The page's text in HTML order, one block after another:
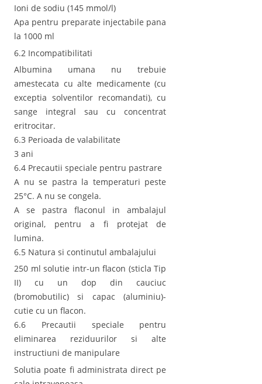
Ioni de sodiu (145 mmol/l)
Apa pentru preparate injectabile pana
la 1000 ml
6.2 Incompatibilitati
Albumina umana nu trebuie
amestecata cu alte medicamente (cu
exceptia solventilor recomandati), cu
sange integral sau cu concentrat
eritrocitar.
6.3 Perioada de valabilitate
3 ani
6.4 Precautii speciale pentru pastrare
A nu se pastra la temperaturi peste
25°C. A nu se congela.
A se pastra flaconul in ambalajul
original, pentru a fi protejat de
lumina.
6.5 Natura si continutul ambalajului
250 ml solutie intr-un flacon (sticla Tip
II) cu un dop din cauciuc
(bromobutilic) si capac (aluminiu)-
cutie cu un flacon.
6.6 Precautii speciale pentru
eliminarea reziduurilor si alte
instructiuni de manipulare
Solutia poate fi administrata direct pe